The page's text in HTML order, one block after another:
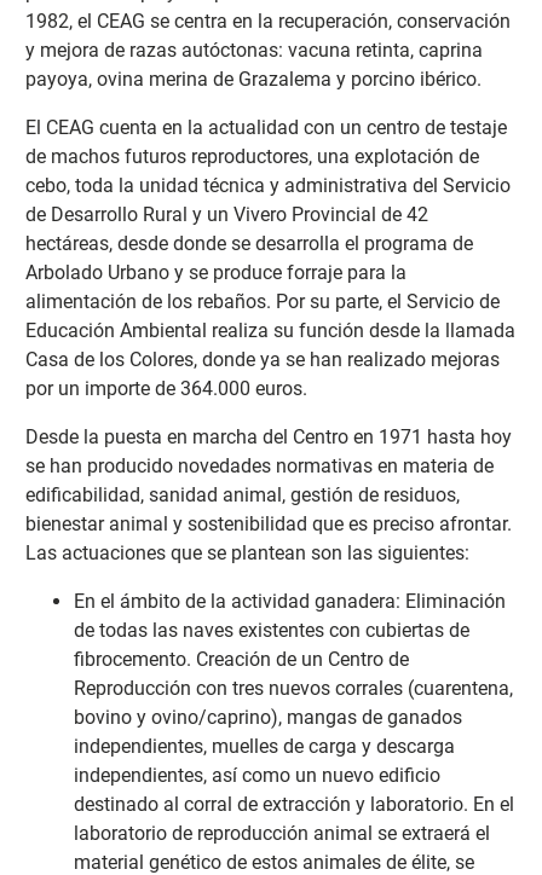
1982, el CEAG se centra en la recuperación, conservación
y mejora de razas autóctonas: vacuna retinta, caprina
payoya, ovina merina de Grazalema y porcino ibérico.
El CEAG cuenta en la actualidad con un centro de testaje
de machos futuros reproductores, una explotación de
cebo, toda la unidad técnica y administrativa del Servicio
de Desarrollo Rural y un Vivero Provincial de 42
hectáreas, desde donde se desarrolla el programa de
Arbolado Urbano y se produce forraje para la
alimentación de los rebaños. Por su parte, el Servicio de
Educación Ambiental realiza su función desde la llamada
Casa de los Colores, donde ya se han realizado mejoras
por un importe de 364.000 euros.
Desde la puesta en marcha del Centro en 1971 hasta hoy
se han producido novedades normativas en materia de
edificabilidad, sanidad animal, gestión de residuos,
bienestar animal y sostenibilidad que es preciso afrontar.
Las actuaciones que se plantean son las siguientes:
En el ámbito de la actividad ganadera: Eliminación
de todas las naves existentes con cubiertas de
fibrocemento. Creación de un Centro de
Reproducción con tres nuevos corrales (cuarentena,
bovino y ovino/caprino), mangas de ganados
independientes, muelles de carga y descarga
independientes, así como un nuevo edificio
destinado al corral de extracción y laboratorio. En el
laboratorio de reproducción animal se extraerá el
material genético de estos animales de élite, se